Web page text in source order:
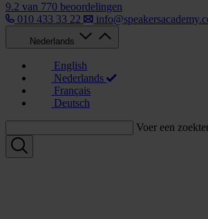
9.2 van 770 beoordelingen
010 433 33 22
Nederlands
English
Nederlands
Français
Deutsch
Voer een